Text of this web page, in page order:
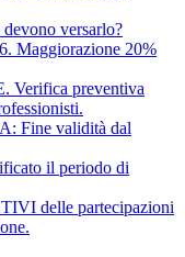
versarlo?
Maggiorazione 20%
preventiva
Fine validità dal
il periodo di
delle partecipazioni